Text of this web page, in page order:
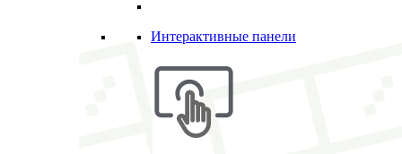
Интерактивные панели